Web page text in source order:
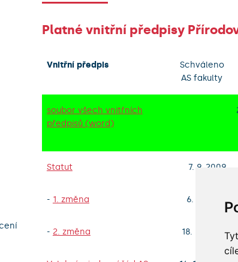
Platné vnitřní předpisy
Vnitřní předpis
Schváleno
AS fakulty
soubor všech vnitřních
předpisů (word)
Statut 7. 9. 2009
- 1. změna 6. 10. 2011
- 2. změna 18. 10. 2012